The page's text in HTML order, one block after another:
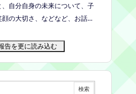
forms.gle/dX64uMjs71WqewA
）10:00~13:00頃 場所：玉島
者：保護者5名程度 参加費：50
ただきます。 ※申し込みをされ
、自分自身の未来について、子
顔の大切さ、などなど、お話し
しき健康福祉プラザボランティ
告を更に読み込む